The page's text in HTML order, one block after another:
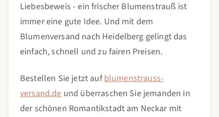
Liebesbeweis - ein frischer Blumenstrauß ist
immer eine gute Idee. Und mit dem
Blumenversand nach Heidelberg gelingt das
einfach, schnell und zu fairen Preisen.
Bestellen Sie jetzt aufblumenstrauss-
versand.deund überraschen Sie jemanden in
der schönen Romantikstadt am Neckar mit